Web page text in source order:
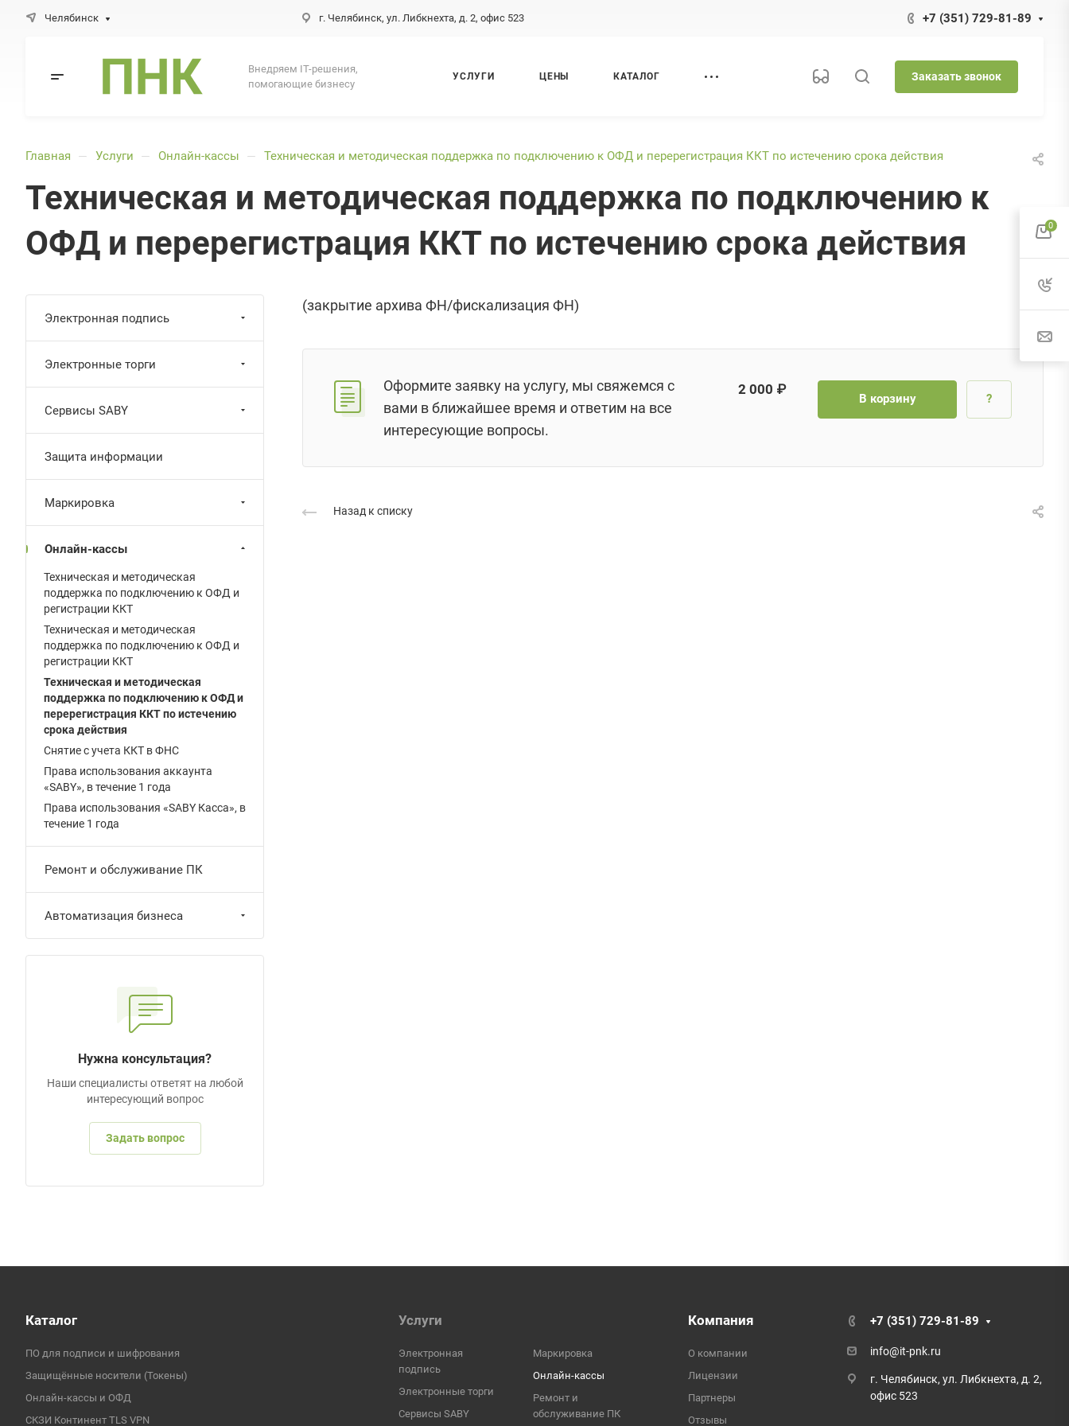
Челябинск г. Челябинск, ул. Либкнехта, д. 2, офис 523 +7 (351) 729-81-89
Внедряем IT-решения,
помогающие бизнесу
УСЛУГИ ЦЕНЫ КАТАЛОГ Заказать звонок
Главная — Услуги — Онлайн-кассы — Техническая и методическая поддержка по подключению к ОФД и перерегистрация ККТ по истечению срока действия
Техническая и методическая поддержка по подключению к
ОФД и перерегистрация ККТ по истечению срока действия
(закрытие архива ФН/фискализация ФН)
Оформите заявку на услугу, мы свяжемся с
вами в ближайшее время и ответим на все
интересующие вопросы.
2 000 ₽
В корзину ?
Назад к списку
Электронная подпись
Электронные торги
Сервисы SABY
Защита информации
Маркировка
Онлайн-кассы
Техническая и методическая
поддержка по подключению к ОФД и
регистрации ККТ
Техническая и методическая
поддержка по подключению к ОФД и
регистрации ККТ
Техническая и методическая
поддержка по подключению к ОФД и
перерегистрация ККТ по истечению
срока действия
Снятие с учета ККТ в ФНС
Права использования аккаунта
«SABY», в течение 1 года
Права использования «SABY Касса», в
течение 1 года
Ремонт и обслуживание ПК
Автоматизация бизнеса
Нужна консультация?
Наши специалисты ответят на любой
интересующий вопрос
Задать вопрос
Каталог
ПО для подписи и шифрования
Защищённые носители (Токены)
Онлайн-кассы и ОФД
СКЗИ Континент TLS VPN
Услуги
Электронная
подпись
Электронные торги
Сервисы SABY
Маркировка
Онлайн-кассы
Ремонт и
обслуживание ПК
Компания
О компании
Лицензии
Партнеры
Отзывы
+7 (351) 729-81-89
info@it-pnk.ru
г. Челябинск, ул. Либкнехта, д. 2,
офис 523
0